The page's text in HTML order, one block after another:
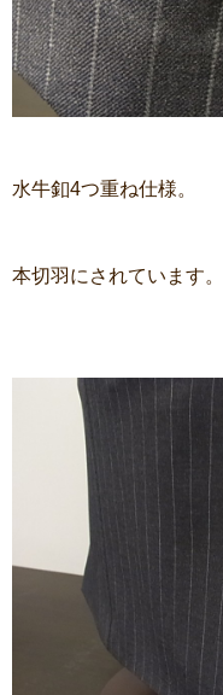
水牛釦4つ重ね仕様。
本切羽にされています。